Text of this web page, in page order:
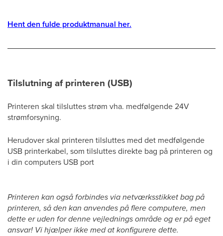
Hent den fulde produktmanual her.
Tilslutning af printeren (USB)
Printeren skal tilsluttes strøm vha. medfølgende 24V
strømforsyning.
Herudover skal printeren tilsluttes med det medfølgende
USB printerkabel, som tilsluttes direkte bag på printeren og
i din computers USB port
Printeren kan også forbindes via netværksstikket bag på
printeren, så den kan anvendes på flere computere, men
dette er uden for denne vejlednings område og er på eget
ansvar! Vi hjælper ikke med at konfigurere dette.